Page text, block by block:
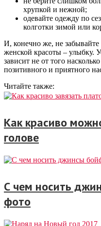
хрупкой и нежной;
одевайте одежду по
колготки зимой или
И, конечно же, не
женской красоты – улыбку.
зависит не от того
позитивного и приятного
Читайте также:
Как красиво
голове
С чем носить
фото